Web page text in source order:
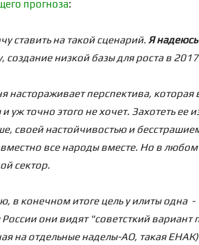
прогноза:
ставить на такой сценарий. Я
создание низкой базы для роста в
настораживает перспектива,
и уж точно этого не хочет. Захотеть
своей настойчивостью и
все народы вместе. Но в
сектор.
в конечном итоге цель у илиты одна
России они видят "советсткий
на отдельные наделы-АО, такая